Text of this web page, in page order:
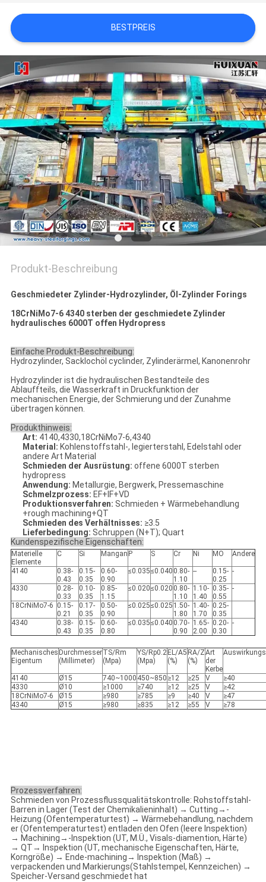
BESTPREIS
Produkt-Beschreibung
Geschmiedeter Zylinder-Hydrozylinder, Öl-Zylinder Forings
18CrNiMo7-6 4340 sterben der geschmiedete Zylinder
hydraulisches 6000T offen Hydropress
Einfache Produkt-Beschreibung:
Hydrozylinder, Sacklochöl cyclinder, Zylinderärmel, Kanonenrohr
Hydrozylinder ist die hydraulischen Bestandteile des
Ablauffteils, die Wasserkraft in Druckfunktion der
mechanischen Energie, der Schmierung und der Zunahme
übertragen können.
Produkthinweis:
Art: 4140,4330,18CrNiMo7-6,4340
Material: Kohlenstoffstahl-, legierterstahl, Edelstahl oder
andere Art Material
Schmieden der Ausrüstung: offene 6000T sterben
hydropress
Anwendung: Metallurgie, Bergwerk, Pressemaschine
Schmelzprozess: EF+IF+VD
Produktionsverfahren: Schmieden + Wärmebehandlung
+rough machining+QT
Schmieden des Verhältnisses: ≥3.5
Lieferbedingung: Schruppen (N+T); Quart
Kundenspezifische Eigenschaften:
Materielle
Elemente
C Si Mangan P S Cr Ni MO Andere
4140
0.38-
0.43
0.15-
0.35
0.60-
0.90
≤0.035≤0.040 0.80-
1.10
--
0.15-
0.25
-
4330
0.28-
0.33
0.10-
0.35
0.85-
1.15
≤0.020≤0.020 0.80-
1.10
1.10-
1.40
0.35-
0.55
-
18CrNiMo7-6 0.15-
0.21
0.17-
0.35
0.50-
0.90
≤0.025≤0.025 1.50-
1.80
1.40-
1.70
0.25-
0.35
4340
0.38-
0.43
0.15-
0.35
0.60-
0.80
≤0.035≤0.040 0.70-
0.90
1.65-
2.00
0.20-
0.30
-
Mechanisches
Eigentum
Durchmesser
(Millimeter)
TS/Rm
(Mpa)
YS/Rp0.2
(Mpa)
EL/A5
(%)
RA/Z
(%)
Art
der
Kerbe
4140 Ø15 740~1000 450~850 ≥12 ≥25 V
≥40
4330
Ø10 ≥1000 ≥740 ≥12 ≥25 V
≥42
18CrNiMo7-6
Ø15 ≥980 ≥785 ≥9 ≥40 V
≥47
4340
Ø15 ≥980 ≥835 ≥12 ≥55 V ≥78
Prozessverfahren:
Schmieden von Prozessflussqualitätskontrolle: Rohstoffstahl-
Barren in Lager (Test der Chemikalieninhalt) → Cutting→-
Heizung (Ofentemperaturtest) → Wärmebehandlung, nachdem
er (Ofentemperaturtest) entladen den Ofen (leere Inspektion)
→ Machining→-Inspektion (UT, M.Ü., Visals-diamention, Härte)
→ QT→ Inspektion (UT, mechanische Eigenschaften, Härte,
Korngröße) → Ende-machining→ Inspektion (Maß) →
verpackenden und Markierungs(Stahlstempel, Kennzeichen) →
Speicher-Versand geschmiedet hat